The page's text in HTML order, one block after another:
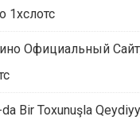
1хслотс
Официальный
Bir Toxunuşla